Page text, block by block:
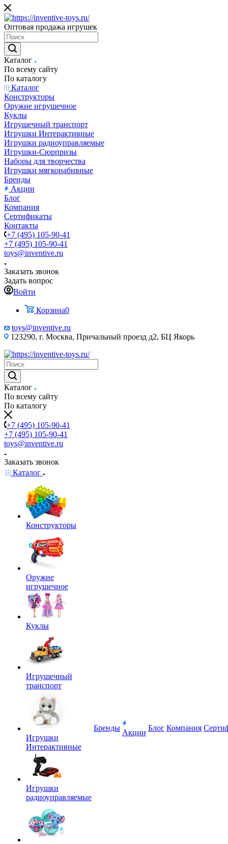
Оптовая продажа игрушек
Каталог
По всему сайту
По каталогу
Каталог
Конструкторы
Оружие игрушечное
Куклы
Игрушечный транспорт
Игрушки Интерактивные
Игрушки радиоуправляемые
Игрушки-Сюрпризы
Наборы для творчества
Игрушки мягконабивные
Бренды
Акции
Блог
Компания
Сертификаты
Контакты
+7 (495) 105-90-41
+7 (495) 105-90-41
toys@inventive.ru
Заказать звонок
Задать вопрос
Войти
Корзина0
toys@inventive.ru
123290, г. Москва, Причальный проезд д2, БЦ Якорь
Каталог
По всему сайту
По каталогу
+7 (495) 105-90-41
+7 (495) 105-90-41
toys@inventive.ru
Заказать звонок
Каталог
Конструкторы
Оружие
игрушечное
Куклы
Игрушечный
транспорт
Игрушки
Интерактивные
Игрушки
радиоуправляемые
Бренды
Акции
Блог Компания